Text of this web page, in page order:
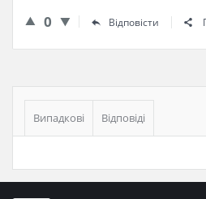
0 Відповісти
Бічна
панель
Випадкові Відповіді